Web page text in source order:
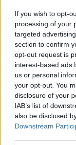
If you wish to opt-
processing of your
targeted
section to confirm
opt-out request is
interest-based ads
us or personal
your opt-out. You
disclosure of your
IAB’s list of
also be disclosed
Downstream
ΕΛΕΥΘΕΡΟΣ ΧΡΟΝΟΣ
22ο Ατομικό
Σκακιστικό
Την Κυριακή 16
Γυμνασίου